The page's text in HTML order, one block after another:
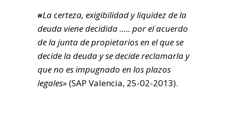
«La certeza, exigibilidad y liquidez de la
deuda viene decidida ….. por el acuerdo
de la junta de propietarios en el que se
decide la deuda y se decide reclamarla y
que no es impugnado en los plazos
legales»(SAP Valencia, 25-02-2013).